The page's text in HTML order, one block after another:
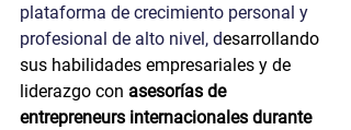
plataforma de crecimiento personal y
profesional de alto nivel, desarrollando
sus habilidades empresariales y de
liderazgo con asesorías de
entrepreneurs internacionales durante